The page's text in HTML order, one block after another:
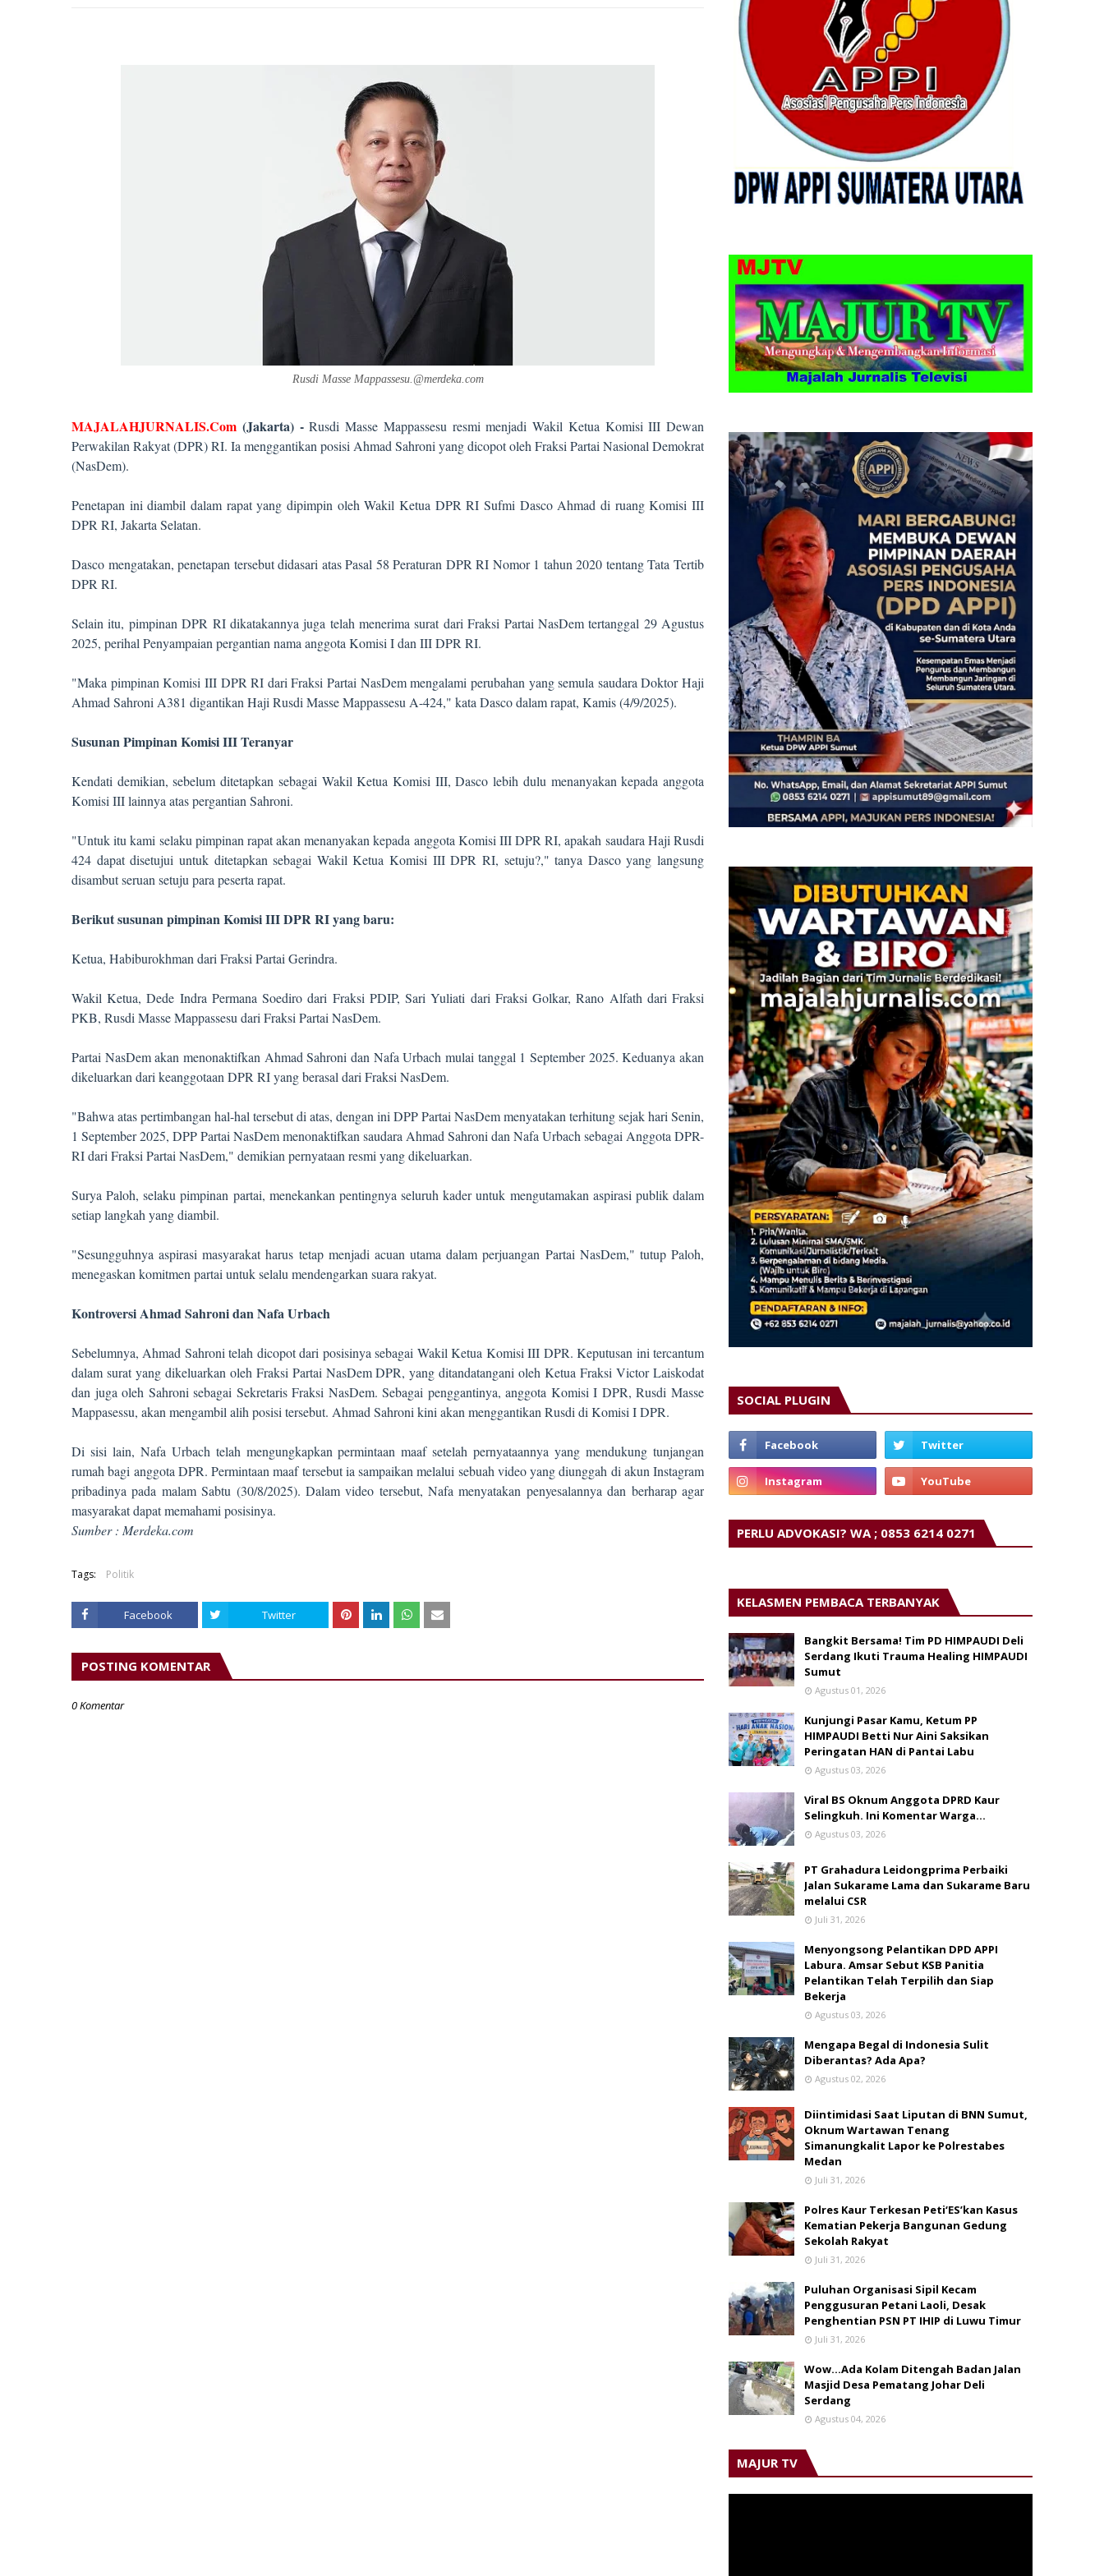
Rusdi Masse Mappassesu.@merdeka.com
MAJALAHJURNALIS.Com (Jakarta) -Rusdi Masse Mappassesu resmi menjadi Wakil Ketua Komisi III Dewan
Perwakilan Rakyat (DPR) RI. Ia menggantikan posisi Ahmad Sahroni yang dicopot oleh Fraksi Partai Nasional Demokrat
(NasDem).
Penetapan ini diambil dalam rapat yang dipimpin oleh Wakil Ketua DPR RI Sufmi Dasco Ahmad di ruang Komisi III
DPR RI, Jakarta Selatan.
Dasco mengatakan, penetapan tersebut didasari atas Pasal 58 Peraturan DPR RI Nomor 1 tahun 2020 tentang Tata Tertib
DPR RI.
Selain itu, pimpinan DPR RI dikatakannya juga telah menerima surat dari Fraksi Partai NasDem tertanggal 29 Agustus
2025, perihal Penyampaian pergantian nama anggota Komisi I dan III DPR RI.
"Maka pimpinan Komisi III DPR RI dari Fraksi Partai NasDem mengalami perubahan yang semula saudara Doktor Haji
Ahmad Sahroni A381 digantikan Haji Rusdi Masse Mappassesu A-424," kata Dasco dalam rapat, Kamis (4/9/2025).
Susunan Pimpinan Komisi III Teranyar
Kendati demikian, sebelum ditetapkan sebagai Wakil Ketua Komisi III, Dasco lebih dulu menanyakan kepada anggota
Komisi III lainnya atas pergantian Sahroni.
"Untuk itu kami selaku pimpinan rapat akan menanyakan kepada anggota Komisi III DPR RI, apakah saudara Haji Rusdi
424 dapat disetujui untuk ditetapkan sebagai Wakil Ketua Komisi III DPR RI, setuju?," tanya Dasco yang langsung
disambut seruan setuju para peserta rapat.
Berikut susunan pimpinan Komisi III DPR RI yang baru:
Ketua, Habiburokhman dari Fraksi Partai Gerindra.
Wakil Ketua, Dede Indra Permana Soediro dari Fraksi PDIP, Sari Yuliati dari Fraksi Golkar, Rano Alfath dari Fraksi
PKB, Rusdi Masse Mappassesu dari Fraksi Partai NasDem.
Partai NasDem akan menonaktifkan Ahmad Sahroni dan Nafa Urbach mulai tanggal 1 September 2025. Keduanya akan
dikeluarkan dari keanggotaan DPR RI yang berasal dari Fraksi NasDem.
"Bahwa atas pertimbangan hal-hal tersebut di atas, dengan ini DPP Partai NasDem menyatakan terhitung sejak hari Senin,
1 September 2025, DPP Partai NasDem menonaktifkan saudara Ahmad Sahroni dan Nafa Urbach sebagai Anggota DPR-
RI dari Fraksi Partai NasDem," demikian pernyataan resmi yang dikeluarkan.
Surya Paloh, selaku pimpinan partai, menekankan pentingnya seluruh kader untuk mengutamakan aspirasi publik dalam
setiap langkah yang diambil.
"Sesungguhnya aspirasi masyarakat harus tetap menjadi acuan utama dalam perjuangan Partai NasDem," tutup Paloh,
menegaskan komitmen partai untuk selalu mendengarkan suara rakyat.
Kontroversi Ahmad Sahroni dan Nafa Urbach
Sebelumnya, Ahmad Sahroni telah dicopot dari posisinya sebagai Wakil Ketua Komisi III DPR. Keputusan ini tercantum
dalam surat yang dikeluarkan oleh Fraksi Partai NasDem DPR, yang ditandatangani oleh Ketua Fraksi Victor Laiskodat
dan juga oleh Sahroni sebagai Sekretaris Fraksi NasDem. Sebagai penggantinya, anggota Komisi I DPR, Rusdi Masse
Mappasessu, akan mengambil alih posisi tersebut. Ahmad Sahroni kini akan menggantikan Rusdi di Komisi I DPR.
Di sisi lain, Nafa Urbach telah mengungkapkan permintaan maaf setelah pernyataannya yang mendukung tunjangan
rumah bagi anggota DPR. Permintaan maaf tersebut ia sampaikan melalui sebuah video yang diunggah di akun Instagram
pribadinya pada malam Sabtu (30/8/2025). Dalam video tersebut, Nafa menyatakan penyesalannya dan berharap agar
masyarakat dapat memahami posisinya.
Sumber : Merdeka.com
Tags: Politik
Facebook Twitter
POSTING KOMENTAR
0 Komentar
SOCIAL PLUGIN
PERLU ADVOKASI? WA ; 0853 6214 0271
KELASMEN PEMBACA TERBANYAK
Bangkit Bersama! Tim PD HIMPAUDI Deli
Serdang Ikuti Trauma Healing HIMPAUDI
Sumut
Agustus 01, 2026
Kunjungi Pasar Kamu, Ketum PP
HIMPAUDI Betti Nur Aini Saksikan
Peringatan HAN di Pantai Labu
Agustus 03, 2026
Viral BS Oknum Anggota DPRD Kaur
Selingkuh. Ini Komentar Warga…
Agustus 03, 2026
PT Grahadura Leidongprima Perbaiki
Jalan Sukarame Lama dan Sukarame Baru
melalui CSR
Juli 31, 2026
Menyongsong Pelantikan DPD APPI
Labura. Amsar Sebut KSB Panitia
Pelantikan Telah Terpilih dan Siap
Bekerja
Agustus 03, 2026
Mengapa Begal di Indonesia Sulit
Diberantas? Ada Apa?
Agustus 02, 2026
Diintimidasi Saat Liputan di BNN Sumut,
Oknum Wartawan Tenang
Simanungkalit Lapor ke Polrestabes
Medan
Juli 31, 2026
Polres Kaur Terkesan Peti‘ES’kan Kasus
Kematian Pekerja Bangunan Gedung
Sekolah Rakyat
Juli 31, 2026
Puluhan Organisasi Sipil Kecam
Penggusuran Petani Laoli, Desak
Penghentian PSN PT IHIP di Luwu Timur
Juli 31, 2026
Wow...Ada Kolam Ditengah Badan Jalan
Masjid Desa Pematang Johar Deli
Serdang
Agustus 04, 2026
MAJUR TV